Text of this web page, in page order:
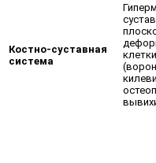
Костно-суставная
система
клетки